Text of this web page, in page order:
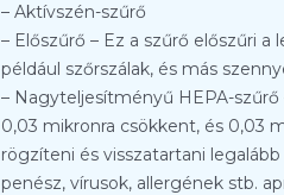
– Aktívszén-szűrő
– Előszűrő – Ez a szűrő előszűri
például szőrszálak, és más
– Nagyteljesítményű HEPA-
0,03 mikronra csökkent, és 0,03
rögzíteni és visszatartani
penész, vírusok, allergének stb.